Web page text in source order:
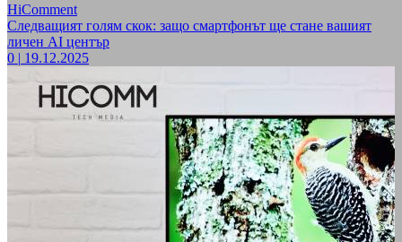
HiComment
Следващият голям скок: защо смартфонът ще стане вашият
личен AI център
0 | 19.12.2025